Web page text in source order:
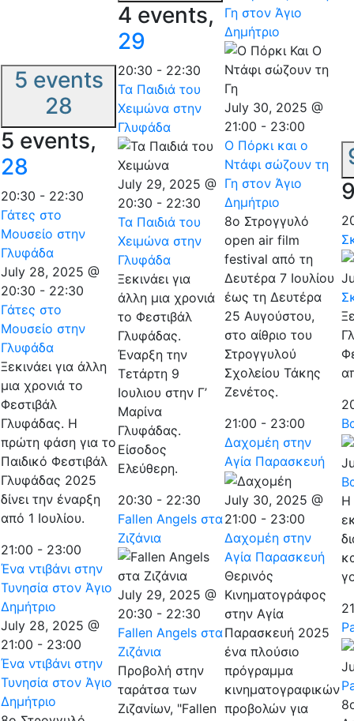
5 events
28
5 events,
28
20:30 - 22:30
Γάτες στο
Μουσείο στην
Γλυφάδα
July 28, 2025 @
20:30 - 22:30
Γάτες στο
Μουσείο στην
Γλυφάδα
Ξεκινάει για άλλη
μια χρονιά το
Φεστιβάλ
Γλυφάδας. Η
πρώτη φάση για το
Παιδικό Φεστιβάλ
Γλυφάδας 2025
δίνει την έναρξη
από 1 Ιουλίου.
21:00 - 23:00
Ένα ντιβάνι στην
Τυνησία στον Άγιο
Δημήτριο
July 28, 2025 @
21:00 - 23:00
Ένα ντιβάνι στην
Τυνησία στον Άγιο
Δημήτριο
4 events,
29
20:30 - 22:30
Τα Παιδιά του
Χειμώνα στην
Γλυφάδα
July 29, 2025 @
20:30 - 22:30
Τα Παιδιά του
Χειμώνα στην
Γλυφάδα
Ξεκινάει για
άλλη μια χρονιά
το Φεστιβάλ
Γλυφάδας.
Έναρξη την
Τετάρτη 9
Ιουλιου στην Γ’
Μαρίνα
Γλυφάδας.
Είσοδος
Ελεύθερη.
20:30 - 22:30
Fallen Angels στα
Ζιζάνια
July 29, 2025 @
20:30 - 22:30
Fallen Angels στα
Ζιζάνια
Προβολή στην
ταράτσα των
Ζιζανίων, "Fallen
Γη στον Άγιο
Δημήτριο
July 30, 2025 @
21:00 - 23:00
Ο Πόρκι και ο
Ντάφι σώζουν τη
Γη στον Άγιο
Δημήτριο
8ο Στρογγυλό
open air film
festival από τη
Δευτέρα 7 Ιουλίου
έως τη Δευτέρα
25 Αυγούστου,
στο αίθριο του
Στρογγυλού
Σχολείου Τάκης
Ζενέτος.
21:00 - 23:00
Δαχομέη στην
Αγία Παρασκευή
July 30, 2025 @
21:00 - 23:00
Δαχομέη στην
Αγία Παρασκευή
Θερινός
Κινηματογράφος
στην Αγία
Παρασκευή 2025
ένα πλούσιο
πρόγραμμα
κινηματογραφικών
προβολών για
Η